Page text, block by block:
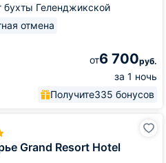
бухты Геленджикской
отмена
от6 700руб.
за 1 ночь
Получите335 бонусов
Grand Resort Hotel